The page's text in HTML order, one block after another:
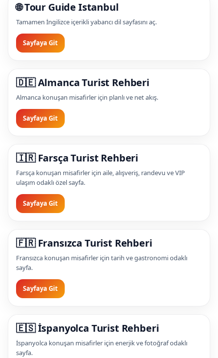
🌐 Tour Guide Istanbul
Tamamen İngilizce içerikli yabancı dil sayfasını aç.
Sayfaya Git
🇩🇪 Almanca Turist Rehberi
Almanca konuşan misafirler için planlı ve net akış.
Sayfaya Git
🇮🇷 Farsça Turist Rehberi
Farsça konuşan misafirler için aile, alışveriş, randevu ve VIP
ulaşım odaklı özel sayfa.
Sayfaya Git
🇫🇷 Fransızca Turist Rehberi
Fransızca konuşan misafirler için tarih ve gastronomi odaklı
sayfa.
Sayfaya Git
🇪🇸 İspanyolca Turist Rehberi
İspanyolca konuşan misafirler için enerjik ve fotoğraf odaklı
sayfa.